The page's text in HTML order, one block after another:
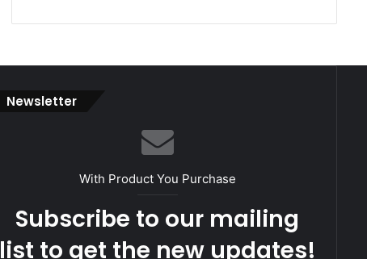
Newsletter
With Product You Purchase
Subscribe to our mailing
list to get the new updates!